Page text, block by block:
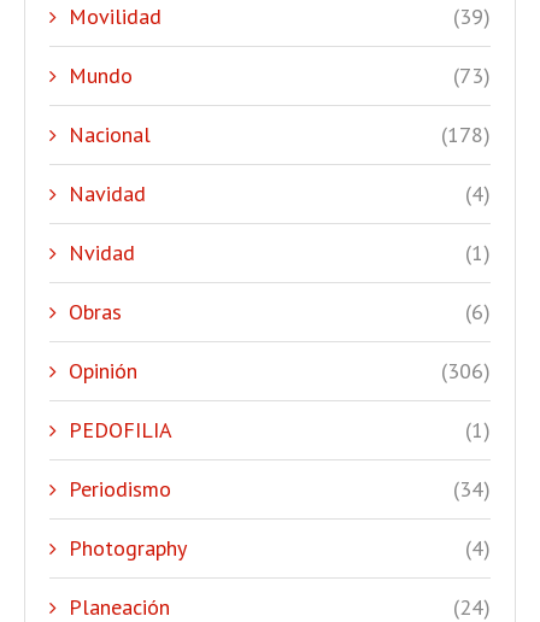
Movilidad (39)
Mundo (73)
Nacional (178)
Navidad (4)
Nvidad (1)
Obras (6)
Opinión (306)
PEDOFILIA (1)
Periodismo (34)
Photography (4)
Planeación (24)